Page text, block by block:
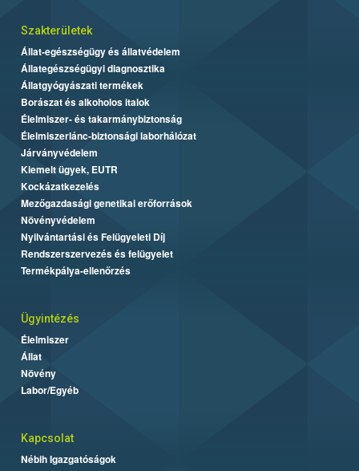
Szakterületek
Állat-egészségügy és állatvédelem
Állategészségügyi diagnosztika
Állatgyógyászati termékek
Borászat és alkoholos italok
Élelmiszer- és takarmánybiztonság
Élelmiszerlánc-biztonsági laborhálózat
Járványvédelem
Kiemelt ügyek, EUTR
Kockázatkezelés
Mezőgazdasági genetikai erőforrások
Növényvédelem
Nyilvántartási és Felügyeleti Díj
Rendszerszervezés és felügyelet
Termékpálya-ellenőrzés
Ügyintézés
Élelmiszer
Állat
Növény
Labor/Egyéb
Kapcsolat
Nébih Igazgatóságok